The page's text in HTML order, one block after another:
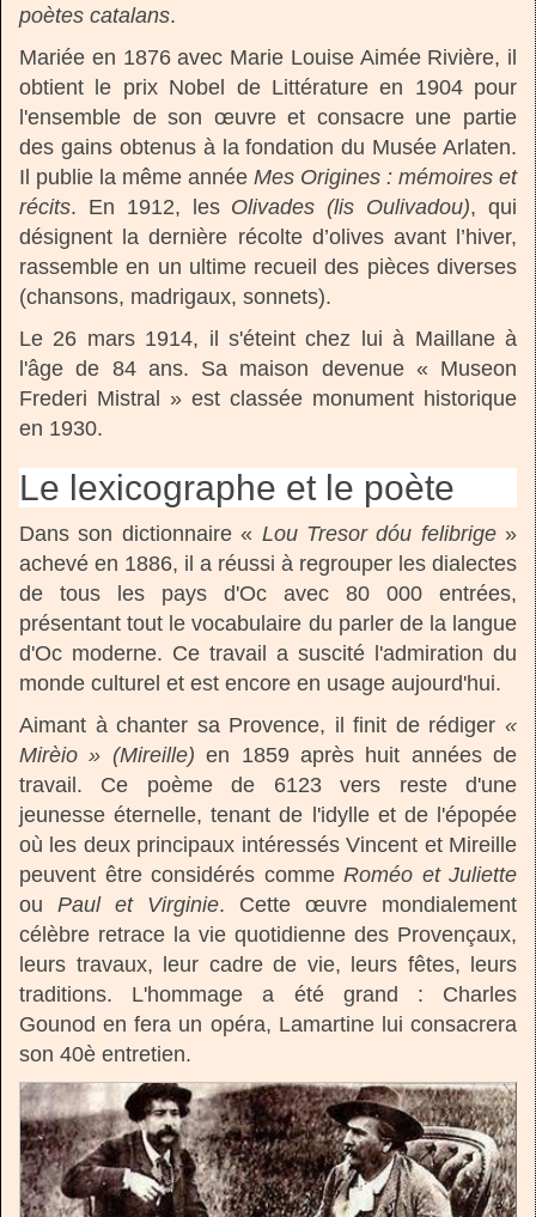
poètes catalans.
Mariée en 1876 avec Marie Louise Aimée Rivière, il
obtient le prix Nobel de Littérature en 1904 pour
l'ensemble de son œuvre et consacre une partie
des gains obtenus à la fondation du Musée Arlaten.
Il publie la même année Mes Origines : mémoires et
récits. En 1912, les Olivades (lis Oulivadou), qui
désignent la dernière récolte d’olives avant l’hiver,
rassemble en un ultime recueil des pièces diverses
(chansons, madrigaux, sonnets).
Le 26 mars 1914, il s'éteint chez lui à Maillane à
l'âge de 84 ans. Sa maison devenue « Museon
Frederi Mistral » est classée monument historique
en 1930.
Le lexicographe et le poète
Dans son dictionnaire « Lou Tresor dóu felibrige»
achevé en 1886, il a réussi à regrouper les dialectes
de tous les pays d'Oc avec 80 000 entrées,
présentant tout le vocabulaire du parler de la langue
d'Oc moderne. Ce travail a suscité l'admiration du
monde culturel et est encore en usage aujourd'hui.
Aimant à chanter sa Provence, il finit de rédiger «
Mirèio » (Mireille) en 1859 après huit années de
travail. Ce poème de 6123 vers reste d'une
jeunesse éternelle, tenant de l'idylle et de l'épopée
où les deux principaux intéressés Vincent et Mireille
peuvent être considérés comme Roméo et Juliette
ou Paul et Virginie. Cette œuvre mondialement
célèbre retrace la vie quotidienne des Provençaux,
leurs travaux, leur cadre de vie, leurs fêtes, leurs
traditions. L'hommage a été grand : Charles
Gounod en fera un opéra, Lamartine lui consacrera
son 40è entretien.